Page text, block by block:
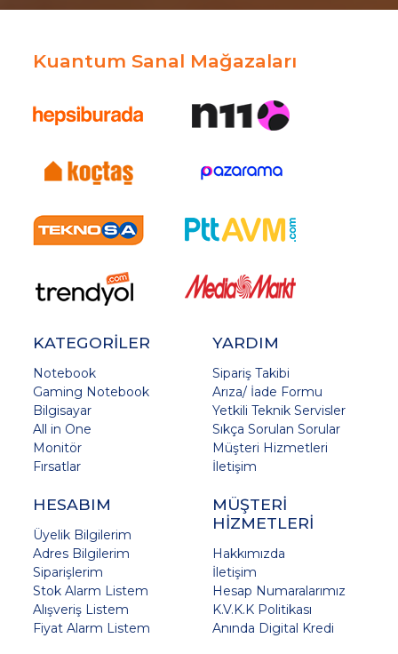
Kuantum Sanal Mağazaları
KATEGORİLER
Notebook
Gaming Notebook
Bilgisayar
All in One
Monitör
Fırsatlar
YARDIM
Sipariş Takibi
Arıza/ İade Formu
Yetkili Teknik Servisler
Sıkça Sorulan Sorular
Müşteri Hizmetleri
İletişim
HESABIM
Üyelik Bilgilerim
Adres Bilgilerim
Siparişlerim
Stok Alarm Listem
Alışveriş Listem
Fiyat Alarm Listem
MÜŞTERİ
HİZMETLERİ
Hakkımızda
İletişim
Hesap Numaralarımız
K.V.K.K Politikası
Anında Digital Kredi